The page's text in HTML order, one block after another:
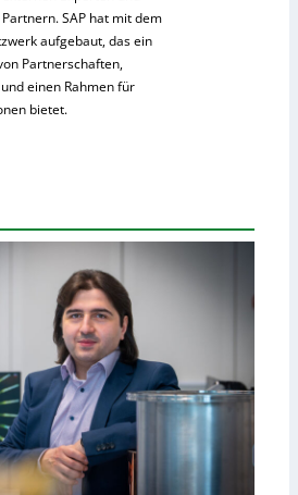
Partnern. SAP hat mit dem
aufgebaut, das ein
Partnerschaften,
einen Rahmen für
bietet.